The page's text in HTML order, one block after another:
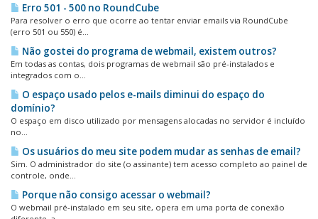
Erro 501 - 500 no RoundCube
Para resolver o erro que ocorre ao tentar enviar emails via RoundCube
(erro 501 ou 550) é...
Não gostei do programa de webmail, existem outros?
Em todas as contas, dois programas de webmail são pré-instalados e
integrados com o...
O espaço usado pelos e-mails diminui do espaço do
domínio?
O espaço em disco utilizado por mensagens alocadas no servidor é incluído
no...
Os usuários do meu site podem mudar as senhas de email?
Sim. O administrador do site (o assinante) tem acesso completo ao painel de
controle, onde...
Porque não consigo acessar o webmail?
O webmail pré-instalado em seu site, opera em uma porta de conexão